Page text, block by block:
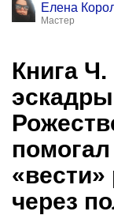
Елена
Мастер
Книга
через